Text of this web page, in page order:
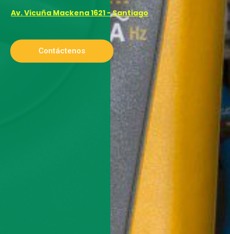
Av. Vicuña Mackena 1621 - Santiago
Contáctenos